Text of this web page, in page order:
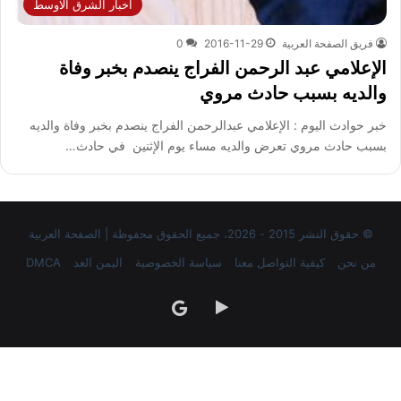
اخبار الشرق الاوسط
فريق الصفحة العربية 2016-11-29
0
الإعلامي عبد الرحمن الفراج ينصدم بخبر وفاة
والديه بسبب حادث مروي
خبر حوادث اليوم : الإعلامي عبدالرحمن الفراج ينصدم بخبر وفاة والديه
بسبب حادث مروي تعرض والديه مساء يوم الإثنين في حادث…
© حقوق النشر 2015 - 2026، جميع الحقوق محفوظة | الصفحة العربية
من نحن
كيفية التواصل معنا سياسة الخصوصية اليمن الغد DMCA
‏Google
Play
google
news